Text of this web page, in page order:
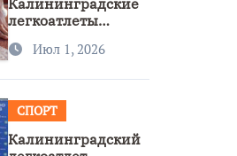
легкоатлеты
бронзы на
Июл 1, 2026
СПОРТ
Калининградский